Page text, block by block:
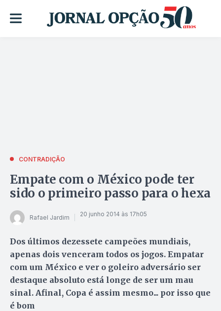
CONTRADIÇÃO
Empate com o México pode ter
sido o primeiro passo para o hexa
Rafael Jardim 20 junho 2014 às 17h05
Dos últimos dezessete campeões mundiais,
apenas dois venceram todos os jogos. Empatar
com um México e ver o goleiro adversário ser
destaque absoluto está longe de ser um mau
sinal. Afinal, Copa é assim mesmo... por isso que
é bom